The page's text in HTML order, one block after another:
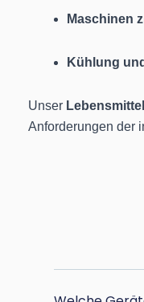
Maschinen
Kühlung
Unser
Anforderungen der